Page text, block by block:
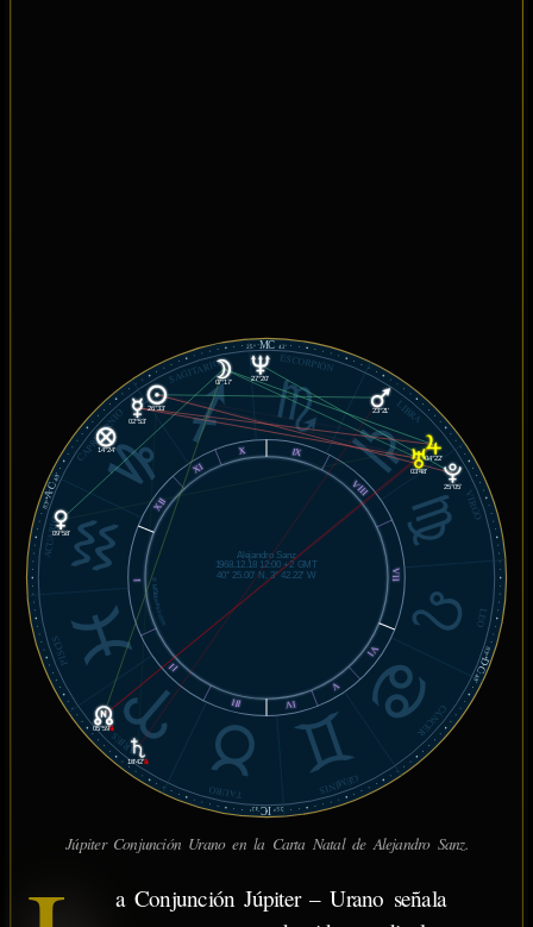
© MiSabueso.com
03°
AC
40'
03°
DC
40'
25°MC42'
25°
IC
42'
ARIES
TAURO GÉMINIS
CÁNCER
LEO
VIRGO
LIBRA
ESCORPIÓN
SAGITARIO
CAPRICORNIO
ACUARIO
PISCIS
X
XI
XII
I
II
III IV
V
VI
VII
VIII
IX
26°33'
07°17'
02°53'
09°58'
23°21'
04°22'
18°42'℞
03°48'
27°20'
25°05'
05°59'℞
14°24'
Alejandro Sanz
1968.12.18 12:00 +2 GMT
40° 25.00' N, 3° 42.22' W
Júpiter Conjunción Urano en la Carta Natal de Alejandro Sanz.
a Conjunción Júpiter – Urano señala